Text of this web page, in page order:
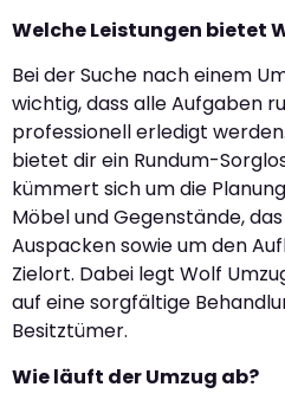
Welche Leistungen bietet
Bei der Suche nach einem
wichtig, dass alle Aufgaben
professionell erledigt
bietet dir ein Rundum-
kümmert sich um die
Möbel und Gegenstände,
Auspacken sowie um den
Zielort. Dabei legt Wolf
auf eine sorgfältige
Besitztümer.
Wie läuft der Umzug ab?